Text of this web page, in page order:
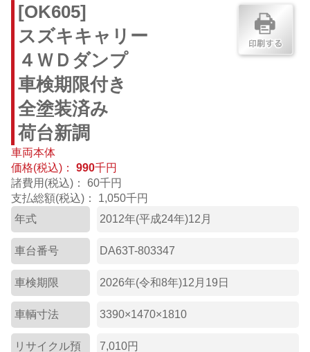
[OK605]
スズキキャリー
４ＷＤダンプ
車検期限付き
全塗装済み
荷台新調
車両本体
価格(税込)：
990千円
諸費用(税込)：
60千円
支払総額(税込)：
1,050千円
年式
2012年(平成24年)12月
車台番号 DA63T-803347
車検期限 2026年(令和8年)12月19日
車輌寸法 3390×1470×1810
リサイクル預
7,010円